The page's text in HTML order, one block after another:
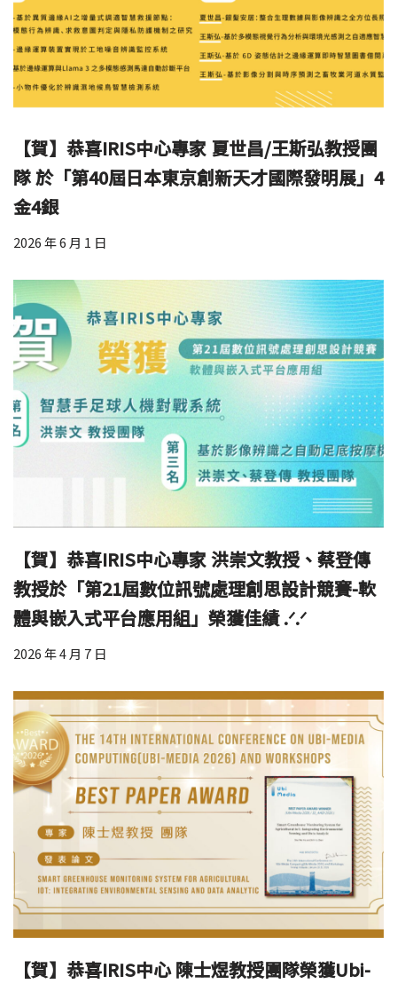
【賀】恭喜IRIS中心專家 夏世昌/王斯弘教授團
隊 於「第40屆日本東京創新天才國際發明展」4
金4銀
2026 年 6 月 1 日
【賀】恭喜IRIS中心專家 洪崇文教授、蔡登傳
教授於「第21屆數位訊號處理創思設計競賽-軟
體與嵌入式平台應用組」榮獲佳績 .ᐟ.ᐟ
2026 年 4 月 7 日
【賀】恭喜IRIS中心 陳士煜教授團隊榮獲Ubi-